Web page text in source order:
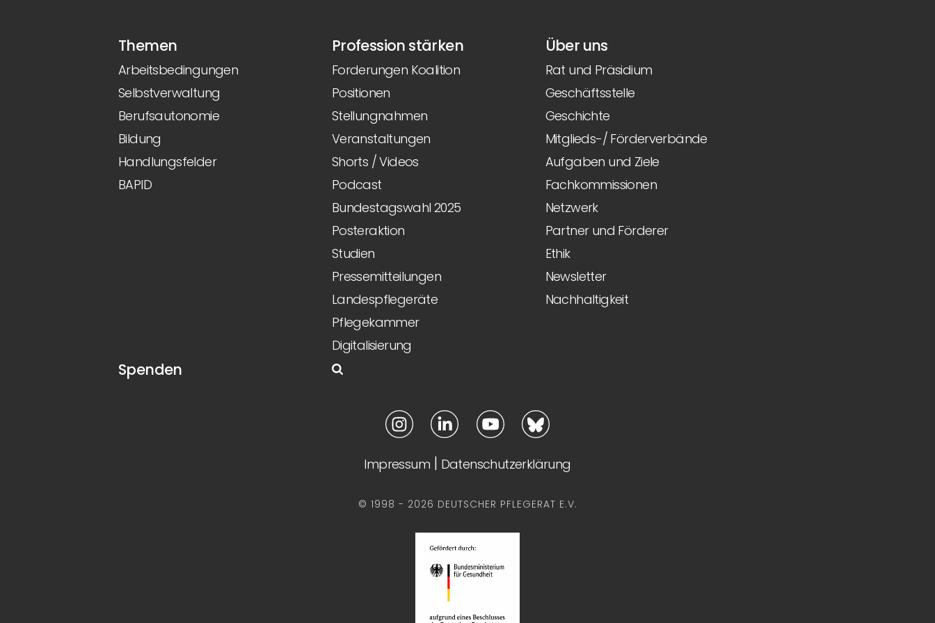
Themen
Arbeitsbedingungen
Selbstverwaltung
Berufsautonomie
Bildung
Handlungsfelder
BAPID
Profession stärken
Forderungen Koalition
Positionen
Stellungnahmen
Veranstaltungen
Shorts / Videos
Podcast
Bundestagswahl 2025
Posteraktion
Studien
Pressemitteilungen
Landespflegeräte
Pflegekammer
Digitalisierung
Über uns
Rat und Präsidium
Geschäftsstelle
Geschichte
Mitglieds-/ Förderverbände
Aufgaben und Ziele
Fachkommissionen
Netzwerk
Partner und Förderer
Ethik
Newsletter
Nachhaltigkeit
Spenden
Impressum | Datenschutzerklärung
© 1998 - 2026 DEUTSCHER PFLEGERAT E.V.